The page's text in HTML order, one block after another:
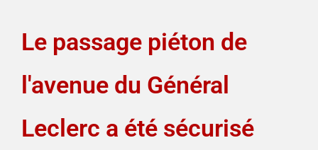
Le passage piéton de
l'avenue du Général
Leclerc a été sécurisé